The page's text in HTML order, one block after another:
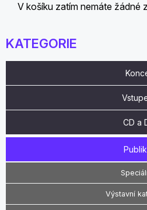
V košíku zatím nemáte žádné
KATEGORIE
CD a
Výstavní